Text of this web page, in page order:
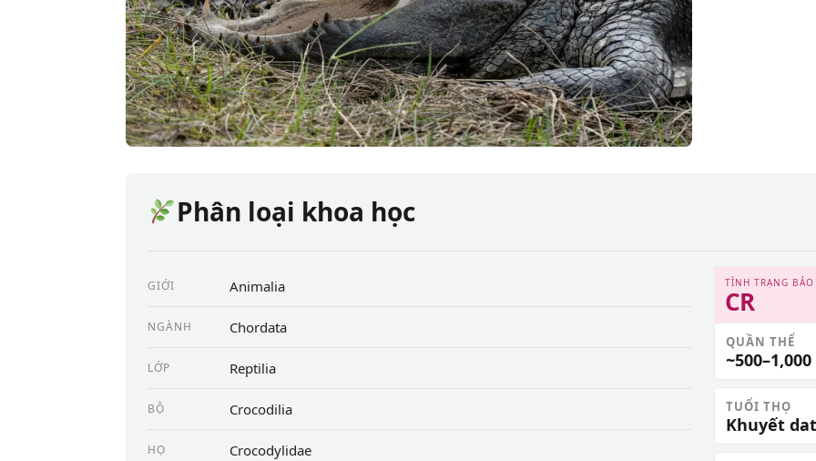
Phân loại khoa học
GIỚI Animalia
NGÀNH Chordata
LỚP Reptilia
BỘ Crocodilia
HỌ Crocodylidae
TÌNH TRẠNG
CR
QUẦN THỂ
~500–1,000
TUỔI THỌ
Khuyết